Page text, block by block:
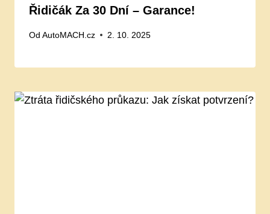
Řidičák Za 30 Dní – Garance!
Od AutoMACH.cz 2. 10. 2025